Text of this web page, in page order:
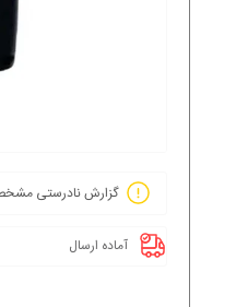
گزارش نادرستی
آماده ارسال